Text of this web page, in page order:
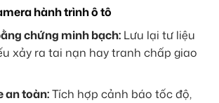
hành trình ô tô
chứng minh bạch: Lưu lại tư liệu
xảy ra tai nạn hay tranh chấp giao
an toàn:Tích hợp cảnh báo tốc độ,